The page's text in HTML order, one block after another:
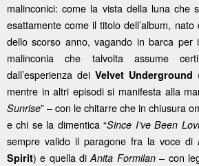
malinconici: come la vista della luna che
esattamente come il titolo dell’album,
dello scorso anno, vagando in barca per
malinconia che talvolta assume
dall’esperienza dei Velvet Underground
mentre in altri episodi si manifesta alla
Sunrise” – con le chitarre che in chiusura
e chi se la dimentica “Since I’ve Been
sempre valido il paragone fra la voce di
Spirit) e quella diAnita Formilan– con